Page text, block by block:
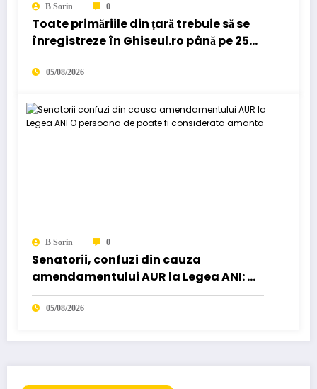
B Sorin 0
Toate primăriile din țară trebuie să se
înregistreze în Ghiseul.ro până pe 25
august. 919 primari au…
05/08/2026
B Sorin 0
Senatorii, confuzi din cauza
amendamentului AUR la Legea ANI: O
persoană de… poate fi considerată
„amantă”
05/08/2026